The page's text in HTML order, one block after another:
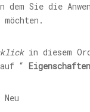
Sie die
in diesem
“ Eigenschaften